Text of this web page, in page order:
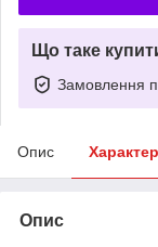
Що таке
Замовлення
Опис
Опис